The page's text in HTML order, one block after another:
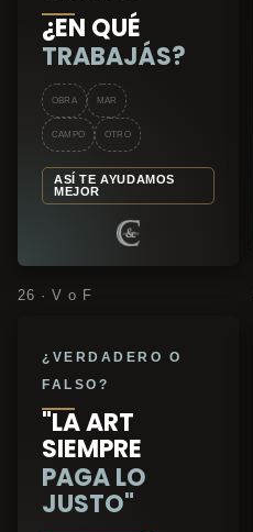
¿EN QUÉ
TRABAJÁS?
OBRA MAR
CAMPO OTRO
ASÍ TE AYUDAMOS
MEJOR
26 · V o F
¿VERDADERO O
FALSO?
"LA ART
SIEMPRE
PAGA LO
JUSTO"